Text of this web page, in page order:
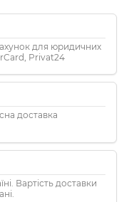
для юридичних
Privat24
доставка
Вартість доставки